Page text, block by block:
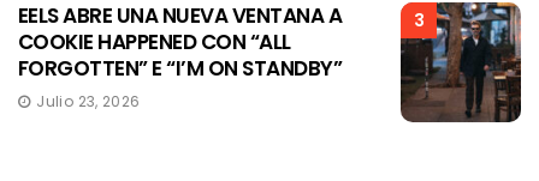
3
EELS ABRE UNA NUEVA VENTANA A
COOKIE HAPPENED CON “ALL
FORGOTTEN” E “I’M ON STANDBY”
Julio 23, 2026